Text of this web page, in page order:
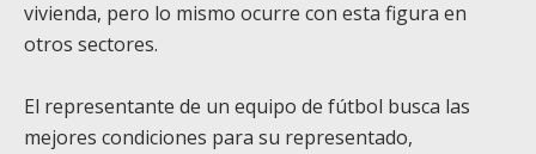
vivienda, pero lo mismo ocurre con esta figura en
otros sectores.
El representante de un equipo de fútbol busca las
mejores condiciones para su representado,